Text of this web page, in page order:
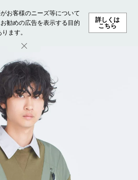
お客様のニーズ等について
勧めの広告を表示する目的
ます。
詳しくは
こちら
ランキング ファッション ビューテ